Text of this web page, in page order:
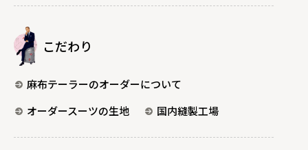
こだわり
麻布テーラーのオーダーについて
オーダースーツの生地
国内縫製工場